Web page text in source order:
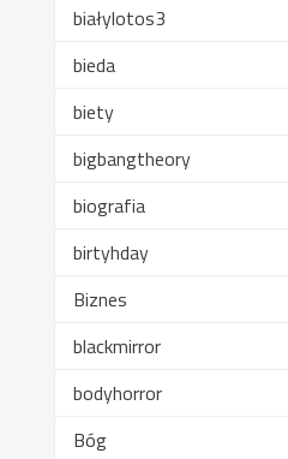
białylotos3
bieda
biety
bigbangtheory
biografia
birtyhday
Biznes
blackmirror
bodyhorror
Bóg